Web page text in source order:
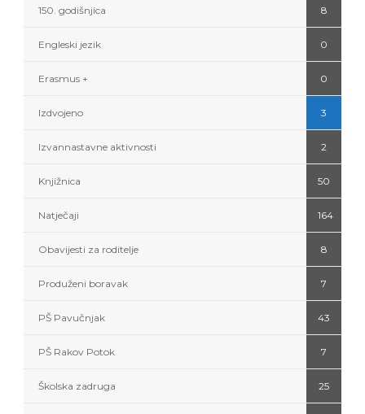
150. godišnjica 8
Engleski jezik 0
Erasmus + 0
Izdvojeno 3
Izvannastavne aktivnosti 2
Knjižnica 50
Natječaji 164
Obavijesti za roditelje 8
Produženi boravak 7
PŠ Pavučnjak 43
PŠ Rakov Potok 7
Školska zadruga 25